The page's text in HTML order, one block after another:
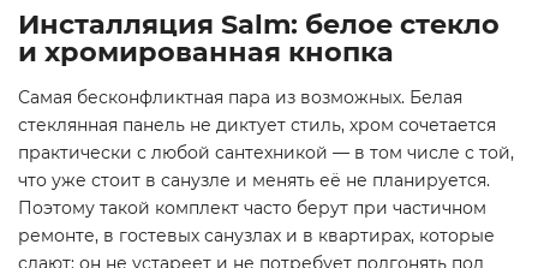
Инсталляция Salm: белое стекло
и хромированная кнопка
Самая бесконфликтная пара из возможных. Белая
стеклянная панель не диктует стиль, хром сочетается
практически с любой сантехникой — в том числе с той,
что уже стоит в санузле и менять её не планируется.
Поэтому такой комплект часто берут при частичном
ремонте, в гостевых санузлах и в квартирах, которые